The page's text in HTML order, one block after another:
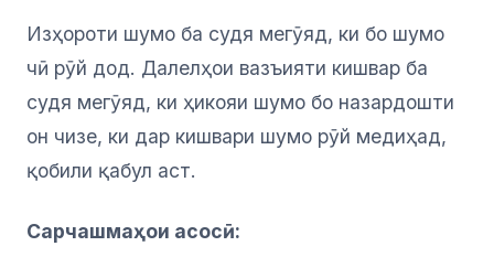
Изҳороти шумо ба судя мегӯяд, ки бо шумо
чӣ рӯй дод. Далелҳои вазъияти кишвар ба
судя мегӯяд, ки ҳикояи шумо бо назардошти
он чизе, ки дар кишвари шумо рӯй медиҳад,
қобили қабул аст.
Сарчашмаҳои асосӣ: